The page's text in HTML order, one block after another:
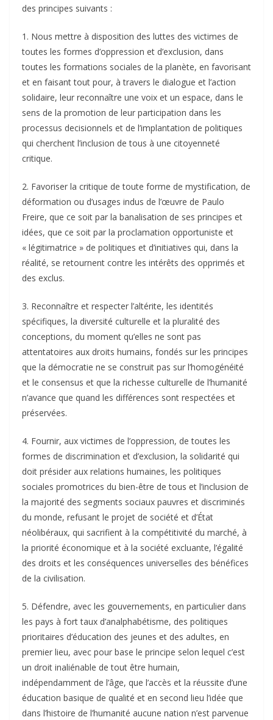
des principes suivants :
1. Nous mettre à disposition des luttes des victimes de
toutes les formes d’oppression et d’exclusion, dans
toutes les formations sociales de la planète, en favorisant
et en faisant tout pour, à travers le dialogue et l’action
solidaire, leur reconnaître une voix et un espace, dans le
sens de la promotion de leur participation dans les
processus decisionnels et de l’implantation de politiques
qui cherchent l’inclusion de tous à une citoyenneté
critique.
2. Favoriser la critique de toute forme de mystification, de
déformation ou d’usages indus de l’œuvre de Paulo
Freire, que ce soit par la banalisation de ses principes et
idées, que ce soit par la proclamation opportuniste et
« légitimatrice » de politiques et d’initiatives qui, dans la
réalité, se retournent contre les intérêts des opprimés et
des exclus.
3. Reconnaître et respecter l’altérite, les identités
spécifiques, la diversité culturelle et la pluralité des
conceptions, du moment qu’elles ne sont pas
attentatoires aux droits humains, fondés sur les principes
que la démocratie ne se construit pas sur l’homogénéité
et le consensus et que la richesse culturelle de l’humanité
n’avance que quand les différences sont respectées et
préservées.
4. Fournir, aux victimes de l’oppression, de toutes les
formes de discrimination et d’exclusion, la solidarité qui
doit présider aux relations humaines, les politiques
sociales promotrices du bien-être de tous et l’inclusion de
la majorité des segments sociaux pauvres et discriminés
du monde, refusant le projet de société et d’État
néolibéraux, qui sacrifient à la compétitivité du marché, à
la priorité économique et à la société excluante, l’égalité
des droits et les conséquences universelles des bénéfices
de la civilisation.
5. Défendre, avec les gouvernements, en particulier dans
les pays à fort taux d’analphabétisme, des politiques
prioritaires d’éducation des jeunes et des adultes, en
premier lieu, avec pour base le principe selon lequel c’est
un droit inaliénable de tout être humain,
indépendamment de l’âge, que l’accès et la réussite d’une
éducation basique de qualité et en second lieu l’idée que
dans l’histoire de l’humanité aucune nation n’est parvenue